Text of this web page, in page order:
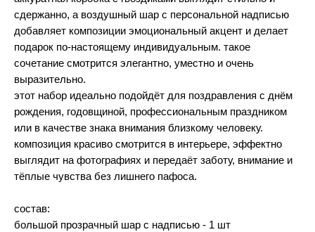
сдержанно, а воздушный шар с персональной надписью
добавляет композиции эмоциональный акцент и делает
подарок по-настоящему индивидуальным. такое
сочетание смотрится элегантно, уместно и очень
выразительно.
этот набор идеально подойдёт для поздравления с днём
рождения, годовщиной, профессиональным праздником
или в качестве знака внимания близкому человеку.
композиция красиво смотрится в интерьере, эффектно
выглядит на фотографиях и передаёт заботу, внимание и
тёплые чувства без лишнего пафоса.
состав:
большой прозрачный шар с надписью - 1 шт